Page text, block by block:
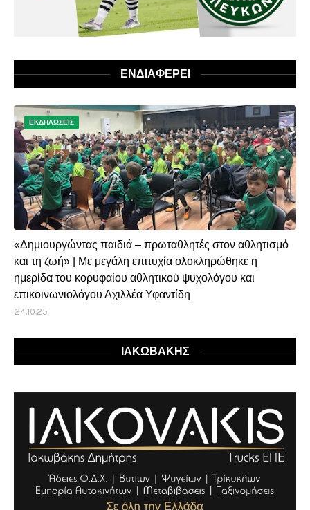
ΕΝΔΙΑΦΕΡΕΙ
ΕΚΔΗΛΩΣΕΙΣ
«Δημιουργώντας παιδιά – πρωταθλητές στον αθλητισμό
και τη ζωή» | Με μεγάλη επιτυχία ολοκληρώθηκε η
ημερίδα του κορυφαίου αθλητικού ψυχολόγου και
επικοινωνιολόγου Αχιλλέα Υφαντίδη
24.10.25
ΙΑΚΩΒΑΚΗΣ